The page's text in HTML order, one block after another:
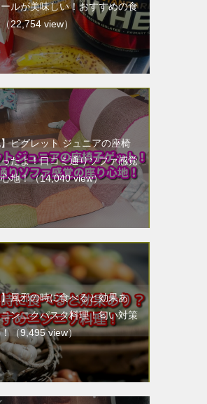
ルが美味しい！おすすめの食
（22,754 view）
ピグレット ジュニアの座椅
たよ！口コミ通りソファ感覚
地！（14,040 view）
風邪の時に食べると効果あ
ンニクパスタ料理！匂い対策
（9,495 view）